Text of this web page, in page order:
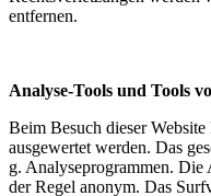
entfernen.
Analyse-Tools und Tools
Beim Besuch dieser
ausgewertet werden. Das
g. Analyseprogrammen. Die
der Regel anonym. Das